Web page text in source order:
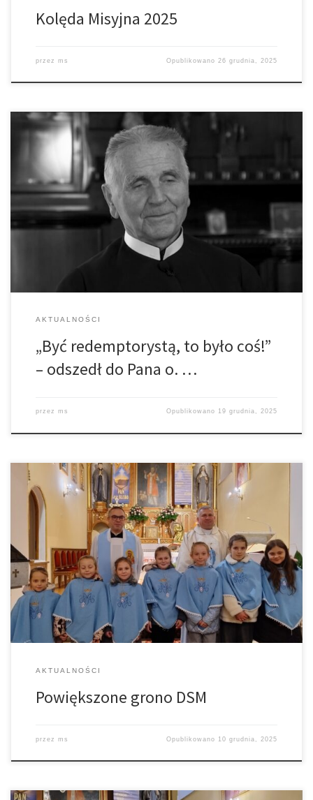
Kolęda Misyjna 2025
przez ms Opublikowano 26 grudnia, 2025
„Być redemptorystą, to było coś!” Tak w swoim świadectwie
opowiadał o. Karol Barnaś, który odszedł do wieczności dziś po
godz 4.00 w tuchowskim klasztorze. Kochał Zgromadzenie, był
wiele lat duszpasterzem powołań. Odszedł do Pana w wieku 90
lat, w 66. roku kapłaństwa i 72. roku życia zakonnego O. Karol
AKTUALNOŚCI
„Być redemptorystą, to było coś!”
– odszedł do Pana o. …
przez ms Opublikowano 19 grudnia, 2025
Podczas Uroczystości Niepokalanego Poczęcia Najświętszej Marii
Panny (8 grudnia) na Mszy Świętej o godz. 18 przyjęliśmy do grona
Dziewczęcej Służby Maryjnej kolejne dziewczynki. Gratulujemy
rodzicom, dziewczętom i zapraszamy wszystkich chętnych do
DSM. Zapraszamy również codziennie na roraty :⁠-⁠)
AKTUALNOŚCI
Powiększone grono DSM
przez ms Opublikowano 10 grudnia, 2025